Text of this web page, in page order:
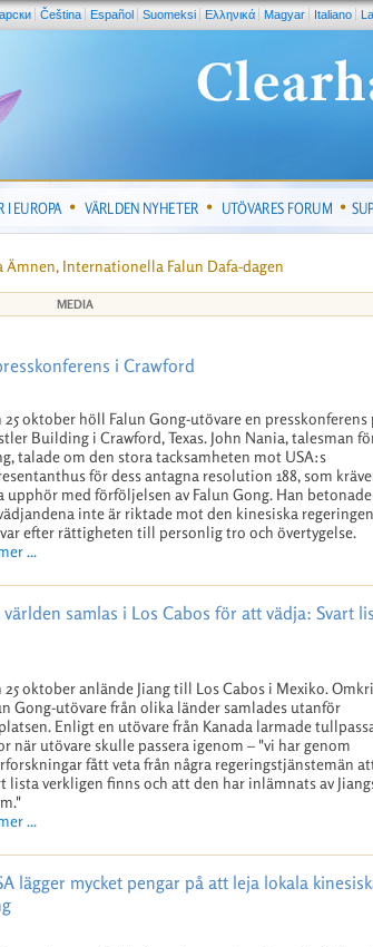
Čeština Español Suomeksi Ελληνικά Magyar Italiano
I EUROPA VÄRLDEN NYHETER UTÖVARES FORUM
Ämnen, Internationella Falun Dafa-dagen
MEDIA
i Crawford
25 oktober höll Falun Gong-utövare en presskonferens
Building i Crawford, Texas. John Nania, talesman
talade om den stora tacksamheten mot USA:s
för dess antagna resolution 188, som
upphör med förföljelsen av Falun Gong. Han betonade
inte är riktade mot den kinesiska
efter rättigheten till personlig tro och övertygelse.
...
samlas i Los Cabos för att vädja: Svart
25 oktober anlände Jiang till Los Cabos i Mexiko.
Gong-utövare från olika länder samlades utanför
Enligt en utövare från Kanada larmade
när utövare skulle passera igenom – "vi har genom
fått veta från några regeringstjänstemän
lista verkligen finns och att den har inlämnats av
...
lägger mycket pengar på att leja lokala